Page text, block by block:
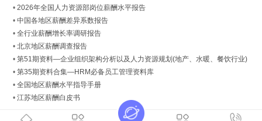
•2026年全国人力资源部岗位薪酬水平报告
•中国各地区薪酬差异系数报告
•全行业薪酬增长率调研报告
•北京地区薪酬调查报告
•第51期资料—企业组织架构分析以及人力资源规划(地产、水暖、餐饮行业)
•第35期资料合集—HRM必备员工管理资料库
•全国地区薪酬水平指导手册
•江苏地区薪酬白皮书